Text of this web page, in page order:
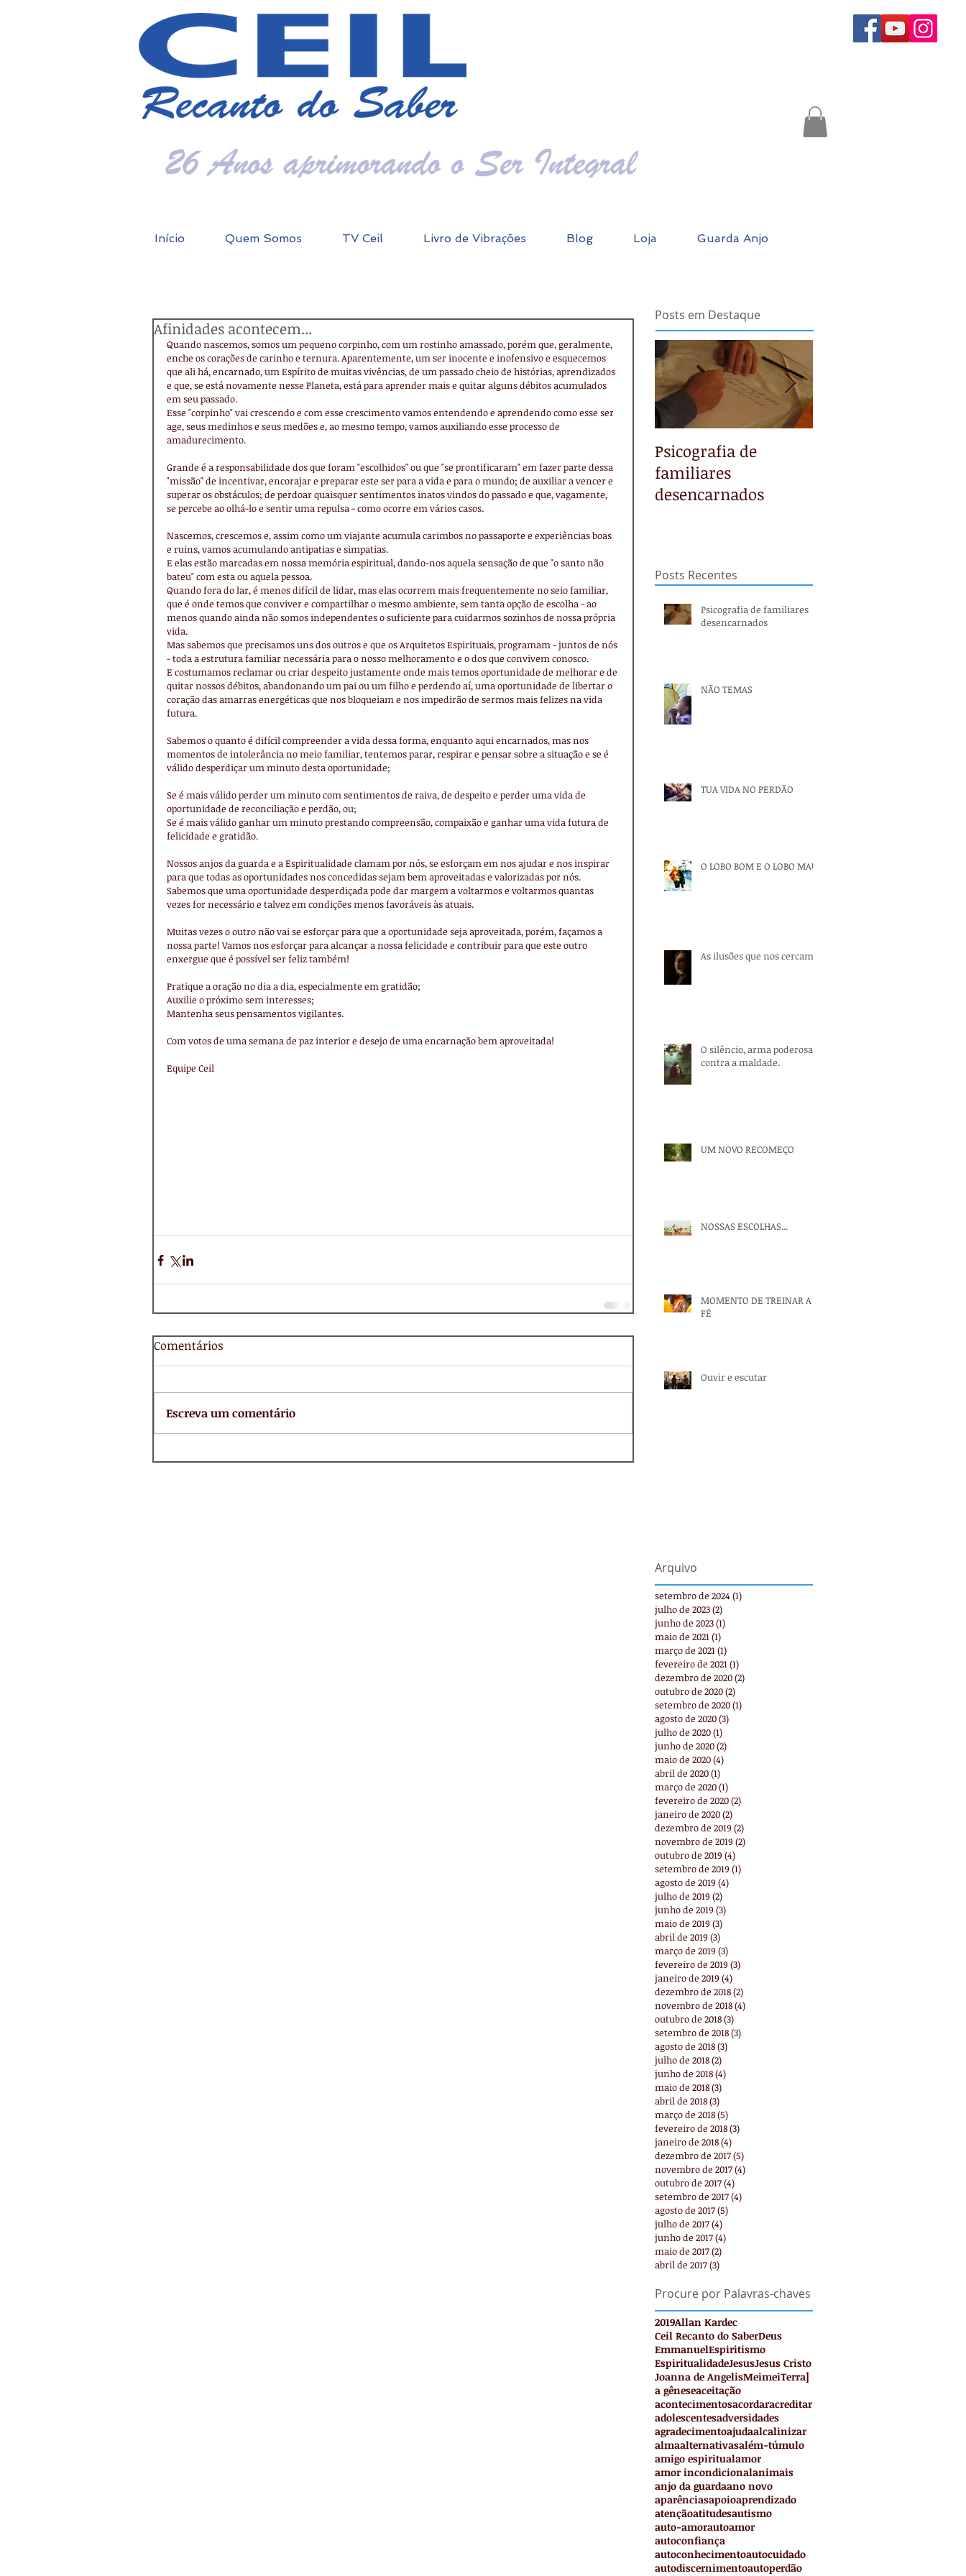
Início Quem Somos TV Ceil Livro de Vibrações Blog Loja Guarda Anjo
Afinidades acontecem...
Quando nascemos, somos um pequeno corpinho, com um rostinho amassado, porém que, geralmente,
enche os corações de carinho e ternura. Aparentemente, um ser inocente e inofensivo e esquecemos
que ali há, encarnado, um Espírito de muitas vivências, de um passado cheio de histórias, aprendizados
e que, se está novamente nesse Planeta, está para aprender mais e quitar alguns débitos acumulados
em seu passado.
Esse "corpinho" vai crescendo e com esse crescimento vamos entendendo e aprendendo como esse ser
age, seus medinhos e seus medões e, ao mesmo tempo, vamos auxiliando esse processo de
amadurecimento.
Grande é a responsabilidade dos que foram "escolhidos" ou que "se prontificaram" em fazer parte dessa
"missão" de incentivar, encorajar e preparar este ser para a vida e para o mundo; de auxiliar a vencer e
superar os obstáculos; de perdoar quaisquer sentimentos inatos vindos do passado e que, vagamente,
se percebe ao olhá-lo e sentir uma repulsa - como ocorre em vários casos.
Nascemos, crescemos e, assim como um viajante acumula carimbos no passaporte e experiências boas
e ruins, vamos acumulando antipatias e simpatias.
E elas estão marcadas em nossa memória espiritual, dando-nos aquela sensação de que "o santo não
bateu" com esta ou aquela pessoa.
Quando fora do lar, é menos difícil de lidar, mas elas ocorrem mais frequentemente no seio familiar,
que é onde temos que conviver e compartilhar o mesmo ambiente, sem tanta opção de escolha - ao
menos quando ainda não somos independentes o suficiente para cuidarmos sozinhos de nossa própria
vida.
Mas sabemos que precisamos uns dos outros e que os Arquitetos Espirituais, programam - juntos de nós
- toda a estrutura familiar necessária para o nosso melhoramento e o dos que convivem conosco.
E costumamos reclamar ou criar despeito justamente onde mais temos oportunidade de melhorar e de
quitar nossos débitos, abandonando um pai ou um filho e perdendo aí, uma oportunidade de libertar o
coração das amarras energéticas que nos bloqueiam e nos impedirão de sermos mais felizes na vida
futura.
Sabemos o quanto é difícil compreender a vida dessa forma, enquanto aqui encarnados, mas nos
momentos de intolerância no meio familiar, tentemos parar, respirar e pensar sobre a situação e se é
válido desperdiçar um minuto desta oportunidade;
Se é mais válido perder um minuto com sentimentos de raiva, de despeito e perder uma vida de
oportunidade de reconciliação e perdão, ou;
Se é mais válido ganhar um minuto prestando compreensão, compaixão e ganhar uma vida futura de
felicidade e gratidão.
Nossos anjos da guarda e a Espiritualidade clamam por nós, se esforçam em nos ajudar e nos inspirar
para que todas as oportunidades nos concedidas sejam bem aproveitadas e valorizadas por nós.
Sabemos que uma oportunidade desperdiçada pode dar margem a voltarmos e voltarmos quantas
vezes for necessário e talvez em condições menos favoráveis às atuais.
Muitas vezes o outro não vai se esforçar para que a oportunidade seja aproveitada, porém, façamos a
nossa parte! Vamos nos esforçar para alcançar a nossa felicidade e contribuir para que este outro
enxergue que é possível ser feliz também!
Pratique a oração no dia a dia, especialmente em gratidão;
Auxilie o próximo sem interesses;
Mantenha seus pensamentos vigilantes.
Com votos de uma semana de paz interior e desejo de uma encarnação bem aproveitada!
Equipe Ceil
Comentários
Escreva um comentário
Posts em Destaque
Psicografia de
familiares
desencarnados
Posts Recentes
Psicografia de familiares
desencarnados
NÃO TEMAS
TUA VIDA NO PERDÃO
O LOBO BOM E O LOBO MAU
As ilusões que nos cercam.
O silêncio, arma poderosa
contra a maldade.
UM NOVO RECOMEÇO
NOSSAS ESCOLHAS...
MOMENTO DE TREINAR A
FÉ
Ouvir e escutar
Arquivo
setembro de 2024 (1)
julho de 2023(2)
junho de 2023(1)
maio de 2021(1)
março de 2021(1)
fevereiro de 2021(1)
dezembro de 2020(2)
outubro de 2020(2)
setembro de 2020(1)
agosto de 2020(3)
julho de 2020(1)
junho de 2020(2)
maio de 2020(4)
abril de 2020(1)
março de 2020(1)
fevereiro de 2020(2)
janeiro de 2020(2)
dezembro de 2019 (2)
novembro de 2019 (2)
outubro de 2019 (4)
setembro de 2019 (1)
agosto de 2019 (4)
julho de 2019 (2)
junho de 2019 (3)
maio de 2019 (3)
abril de 2019 (3)
março de 2019 (3)
fevereiro de 2019 (3)
janeiro de 2019 (4)
dezembro de 2018(2)
novembro de 2018(4)
outubro de 2018(3)
setembro de 2018(3)
agosto de 2018(3)
julho de 2018(2)
junho de 2018(4)
maio de 2018(3)
abril de 2018(3)
março de 2018(5)
fevereiro de 2018(3)
janeiro de 2018(4)
dezembro de 2017(5)
novembro de 2017(4)
outubro de 2017(4)
setembro de 2017(4)
agosto de 2017(5)
julho de 2017(4)
junho de 2017(4)
maio de 2017(2)
abril de 2017(3)
Procure por Palavras-chaves
2019Allan Kardec
Ceil Recanto do SaberDeus
EmmanuelEspiritismo
EspiritualidadeJesusJesus Cristo
Joanna de AngelisMeimeiTerra]
a gêneseaceitação
acontecimentosacordaracreditar
adolescentesadversidades
agradecimentoajudaalcalinizar
almaalternativasalém-túmulo
amigo espiritualamor
amor incondicionalanimais
anjo da guardaano novo
aparênciasapoioaprendizado
atençãoatitudesautismo
auto-amorautoamor
autoconfiança
autoconhecimentoautocuidado
autodiscernimentoautoperdão